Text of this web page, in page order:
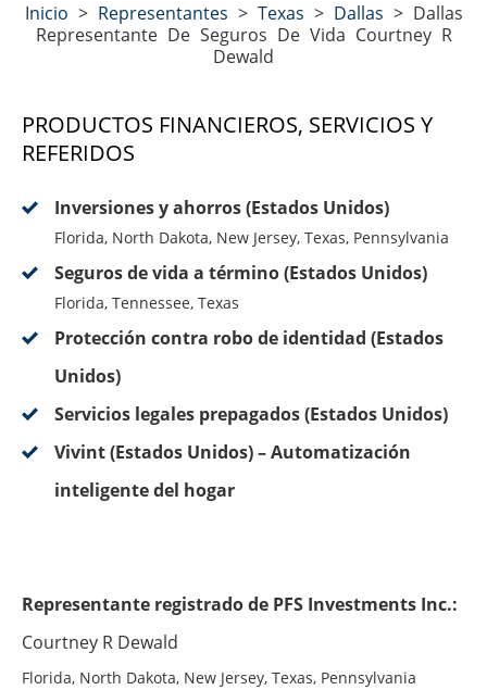
Inicio > Representantes > Texas > Dallas > Dallas
Representante De Seguros De Vida Courtney R
Dewald
PRODUCTOS FINANCIEROS, SERVICIOS Y
REFERIDOS
Inversiones y ahorros (Estados Unidos)
Florida, North Dakota, New Jersey, Texas, Pennsylvania
Seguros de vida a término (Estados Unidos)
Florida, Tennessee, Texas
Protección contra robo de identidad (Estados
Unidos)
Servicios legales prepagados (Estados Unidos)
Vivint (Estados Unidos) – Automatización
inteligente del hogar
Representante registrado de PFS Investments Inc.:
Courtney R Dewald
Florida, North Dakota, New Jersey, Texas, Pennsylvania